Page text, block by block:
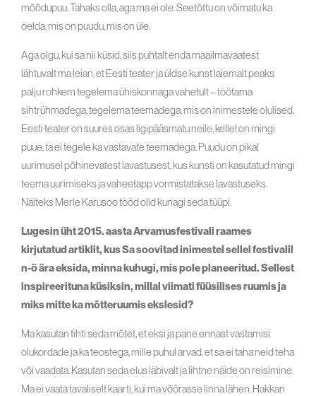
mõõdupuu. Tahaks olla, aga ma ei ole. Seetõttu on võimatu ka
öelda, mis on puudu, mis on üle.
Aga olgu, kui sa nii küsid, siis puhtalt enda maailmavaatest
lähtuvalt ma leian, et Eesti teater ja üldse kunst laiemalt peaks
palju rohkem tegelema ühiskonnaga vahetult – töötama
sihtrühmadega, tegelema teemadega, mis on inimestele olulised.
Eesti teater on suures osas ligipääsmatu neile, kellel on mingi
puue, ta ei tegele ka vastavate teemadega. Puudu on pikal
uurimusel põhinevatest lavastusest, kus kunsti on kasutatud mingi
teema uurimiseks ja vaheetapp vormistatakse lavastuseks.
Näiteks Merle Karusoo tööd olid kunagi seda tüüpi.
Lugesin üht 2015. aasta Arvamusfestivali raames
kirjutatud artiklit, kus Sa soovitad inimestel sellel festivalil
n-ö ära eksida, minna kuhugi, mis pole planeeritud. Sellest
inspireerituna küsiksin, millal viimati füüsilises ruumis ja
miks mitte ka mõtteruumis ekslesid?
Ma kasutan tihti seda mõtet, et eksi ja pane ennast vastamisi
olukordade ja ka teostega, mille puhul arvad, et sa ei taha neid teha
või vaadata. Kasutan seda elus läbivalt ja lihtne näide on reisimine.
Ma ei vaata tavaliselt kaarti, kui ma võõrasse linna lähen. Hakkan